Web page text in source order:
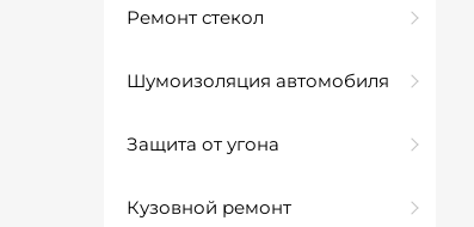
Ремонт стекол
Шумоизоляция автомобиля
Защита от угона
Кузовной ремонт